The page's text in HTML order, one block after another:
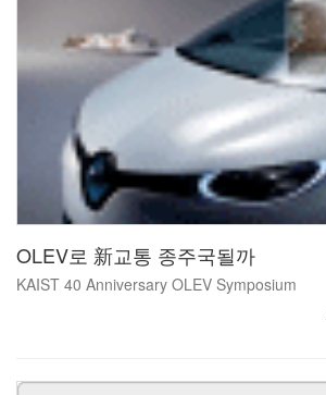
OLEV로 新교통 종주국될까
KAIST 40 Anniversary OLEV Symposium